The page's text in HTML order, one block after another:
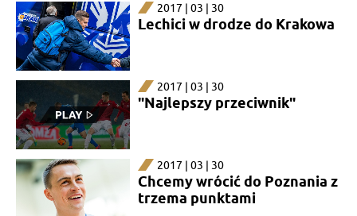
2017 | 03 | 30
Lechici w drodze do Krakowa
2017 | 03 | 30
"Najlepszy przeciwnik"
2017 | 03 | 30
Chcemy wrócić do Poznania z
trzema punktami